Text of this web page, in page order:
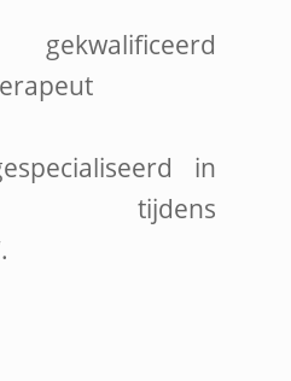
in
tijdens